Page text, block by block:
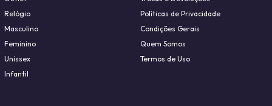
Relógio
Masculino
Feminino
Unissex
Infantil
Políticas de Privacidade
Condições Gerais
Quem Somos
Termos de Uso